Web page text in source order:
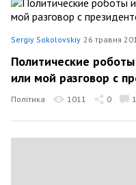
Sergiy Sokolovskiy 26 травня
Политические
или мой разговор с
Політика 1011 0 1